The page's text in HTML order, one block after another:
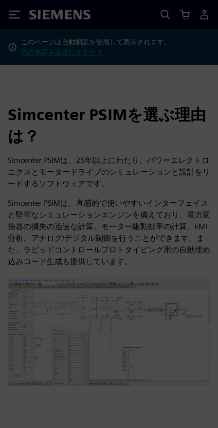
Siemens
このページは自動翻訳を使用して表示されます。
元の英語を表示しますか？
Simcenter PSIMを選ぶ理由
は？
Simcenter PSIMは、25年以上にわたり、パワーエレクトロ
ニクスとモータードライブのシミュレーションと設計をリ
ードするソフトウェアです。
Simcenter PSIMは、直感的で使いやすいインターフェイス
と堅牢なシミュレーションエンジンを備えており、電力変
換器の損失の迅速な計算、モーター駆動効率の計算、EMI
分析、アナログ/デジタル制御を行うことができます。ま
た、ラピッドコントロールプロトタイピング用の自動埋め
込みコード生成も提供しています。